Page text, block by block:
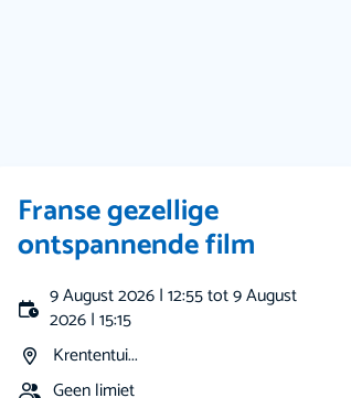
Franse gezellige
ontspannende film
9 August 2026 | 12:55 tot 9 August
2026 | 15:15
Krententui...
Geen limiet